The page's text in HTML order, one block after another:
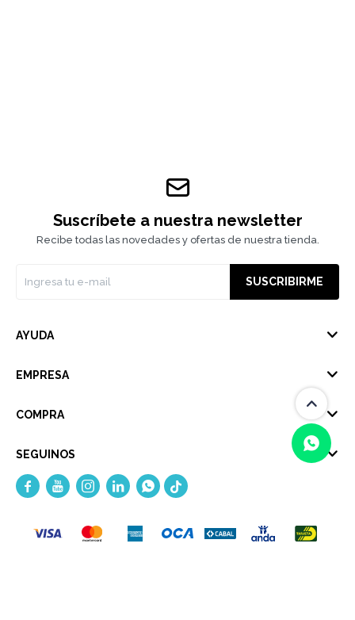
Suscríbete a nuestra newsletter
Recibe todas las novedades y ofertas de nuestra tienda.
SUSCRIBIRME
AYUDA
EMPRESA
COMPRA
SEGUINOS
    